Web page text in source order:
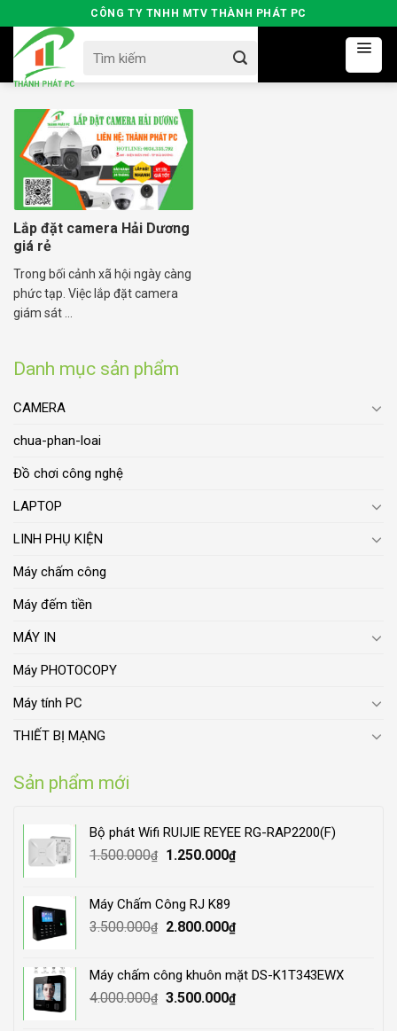
to
content
CÔNG TY TNHH MTV THÀNH PHÁT PC
for:
Danh mục sản phẩm
CAMERA
chua-phan-loai
Đồ chơi công nghệ
LAPTOP
LINH PHỤ KIỆN
Máy chấm công
Máy đếm tiền
MÁY IN
Máy PHOTOCOPY
Máy tính PC
THIẾT BỊ MẠNG
Sản phẩm mới
Bộ phát Wifi RUIJIE REYEE RG-RAP2200(F)
1.500.000₫
Original
1.500.000₫.
1.250.000₫Current
Máy Chấm Công RJ K89
3.500.000₫
Original
3.500.000₫.
2.800.000₫Current
2.800.000₫.
Máy chấm công khuôn mặt DS-K1T343EWX
4.000.000₫ Original
3.500.000₫Current
Lắp đặt camera Hải Dương
giá rẻ
Trong bối cảnh xã hội ngày càng
phức tạp. Việc lắp đặt camera
giám sát ...